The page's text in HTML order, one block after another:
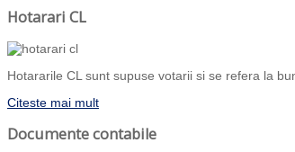
Hotarari CL
Hotararile CL sunt supuse votarii si se refera la
Citeste mai mult
Documente contabile